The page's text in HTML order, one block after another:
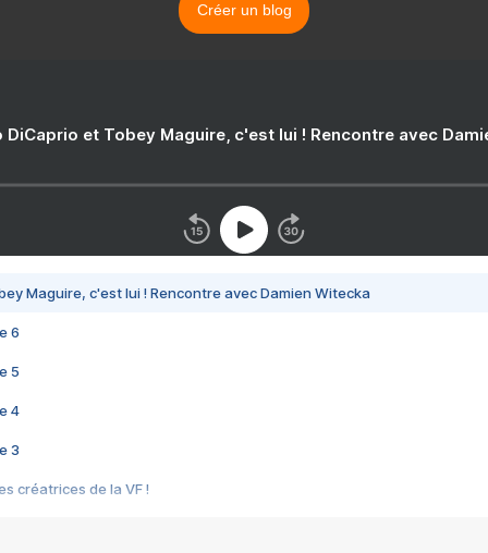
Créer un blog
DiCaprio et Tobey Maguire, c'est lui ! Rencontre avec
Maguire, c'est lui ! Rencontre avec Damien Witecka
6
5
4
3
créatrices de la VF !